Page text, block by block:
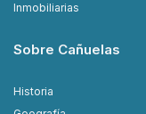
Inmobiliarias
Sobre Cañuelas
Historia